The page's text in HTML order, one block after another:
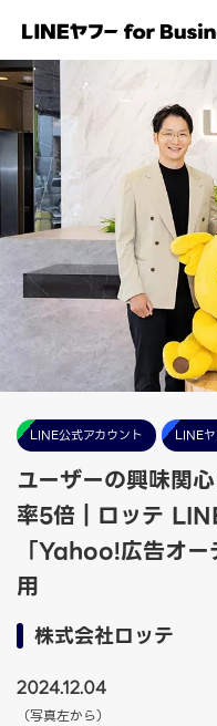
LINE公式アカウント LINE
ユーザーの興味関
率5倍｜ロッテ
「Yahoo!広告オ
用
株式会社ロッテ
2024.12.04
（写真左から）